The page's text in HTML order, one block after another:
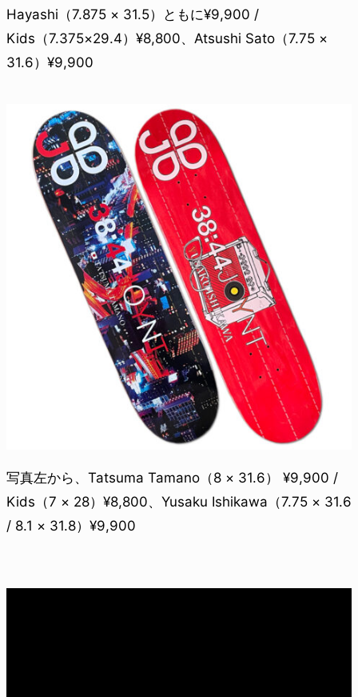
Hayashi（7.875 × 31.5）ともに¥9,900 /
Kids（7.375×29.4）¥8,800、Atsushi Sato（7.75 ×
31.6）¥9,900
写真左から、Tatsuma Tamano（8 × 31.6） ¥9,900 /
Kids（7 × 28）¥8,800、Yusaku Ishikawa（7.75 × 31.6
/ 8.1 × 31.8）¥9,900